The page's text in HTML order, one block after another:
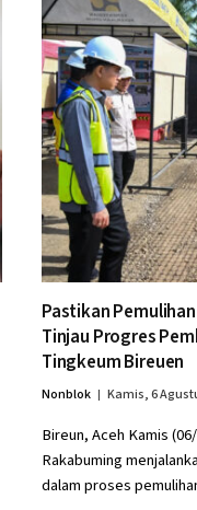
Pastikan
Tinjau Progres
Tingkeum Bireuen
Nonblok Kamis, 6
Bireun, Aceh Kamis
Rakabuming
dalam proses